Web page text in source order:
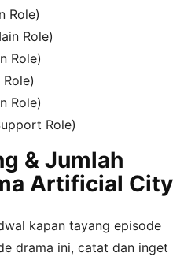
Role)
Role)
Role)
Role)
Role)
& Jumlah
Artificial City
kapan tayang episode
drama ini, catat dan inget